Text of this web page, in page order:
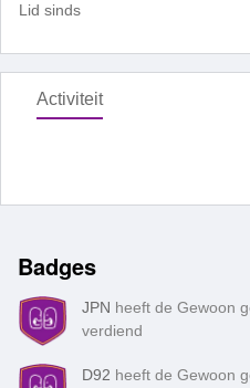
Lid sinds
Activiteit
Badges
JPN heeft de Gewoon
verdiend
D92 heeft de Gewoon